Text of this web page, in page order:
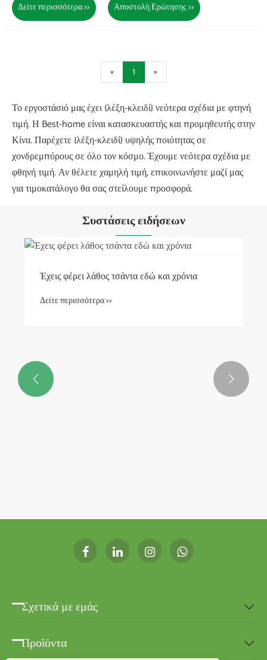
Δείτε περισσότερα >> Αποστολή Ερώτησης >>
« 1 »
Το εργοστάσιό μας έχει {λέξη-κλειδί} νεότερα σχέδια με φτηνή
τιμή. Η Best-home είναι κατασκευαστής και προμηθευτής στην
Κίνα. Παρέχετε {λέξη-κλειδί} υψηλής ποιότητας σε
χονδρεμπόρους σε όλο τον κόσμο. Έχουμε νεότερα σχέδια με
φθηνή τιμή. Αν θέλετε χαμηλή τιμή, επικοινωνήστε μαζί μας
για τιμοκατάλογο θα σας στείλουμε προσφορά.
Συστάσεις ειδήσεων
Έχεις φέρει λάθος τσάντα εδώ και χρόνια
Δείτε περισσότερα >>
 
Σχετικά με εμάς 
Προϊόντα 